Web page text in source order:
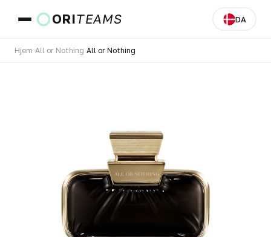
ORITEAMS DA
Hjem All or Nothing All or Nothing